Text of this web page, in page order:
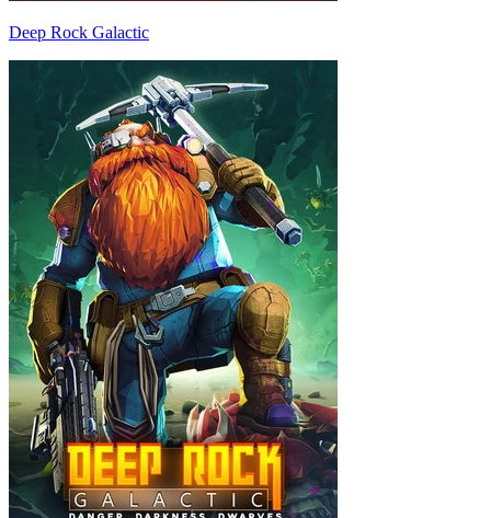
Deep Rock Galactic